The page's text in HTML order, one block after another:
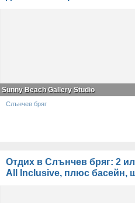
Sunny Beach Gallery Studio
Слънчев бряг
Отдих в Слънчев бряг: 2
All Inclusive, плюс басейн,